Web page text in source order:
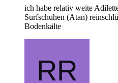
ich habe relativ weite
Surfschuhen (Atan)
Bodenkälte